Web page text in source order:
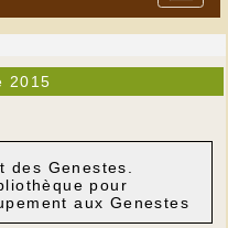
2015
des Genestes.
pour
aux Genestes